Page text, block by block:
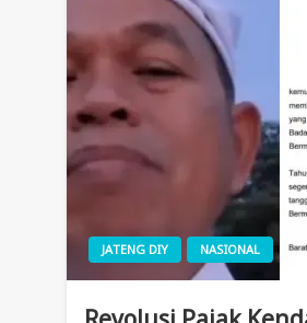
JATENG DIY NASIONAL